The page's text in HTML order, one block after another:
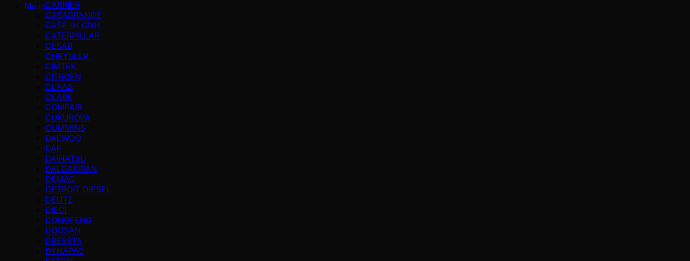
MenüCARRIER
CASAGRANDE
CASE-IH CNH
CATERPILLAR
CESAB
CHRYSLER
CIMTEK
CITROEN
CLAAS
CLARK
COMPAIR
CUKUROVA
CUMMINS
DAEWOO
DAF
DAIHATSU
DALGAKIRAN
DEMAG
DETROIT DIESEL
DEUTZ
DIECI
DONGFENG
DOOSAN
DRESSTA
DYNAPAC